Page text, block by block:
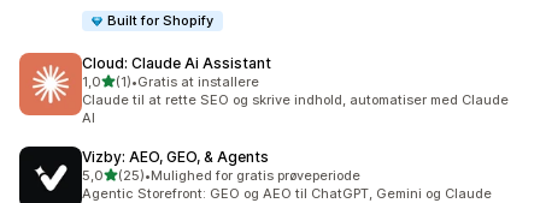
Built for Shopify
Cloud: Claude Ai Assistant
1,0ud af 5 stjerner
(1)
1 anmeldelser i alt
•Gratis at installere
Claude til at rette SEO og skrive indhold, automatiser med Claude
AI
Vizby: AEO, GEO, & Agents
5,0ud af 5 stjerner
(25)
25 anmeldelser i alt
•Mulighed for gratis prøveperiode
Agentic Storefront: GEO og AEO til ChatGPT, Gemini og Claude